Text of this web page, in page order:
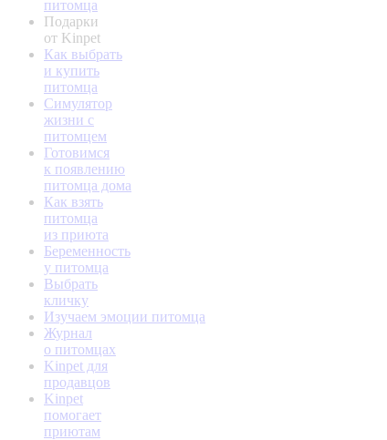
питомца
Подарки
от Kinpet
Как выбрать
и купить
питомца
Симулятор
жизни с
питомцем
Готовимся
к появлению
питомца дома
Как взять
питомца
из приюта
Беременность
у питомца
Выбрать
кличку
Изучаем эмоции питомца
Журнал
о питомцах
Kinpet для
продавцов
Kinpet
помогает
приютам